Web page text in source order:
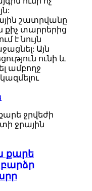
շատրվանը
քիչ տարրերից
է նույն
Այն
ունի և
ամբողջ
քարե
բարձր